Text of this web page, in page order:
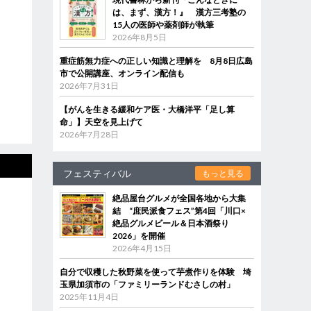
は、まず、漢方！』 漢方三考塾の
15人の医師や薬剤師が執筆
2026年8月5日
重症筋無力症への正しい知識と理解を 8月8日広島
市で公開講座、オンライン配信も
2026年7月31日
【がんを生きる緩和ケア医・大橋洋平「足し算
命」】天空を見上げて
2026年7月28日
フェスティバル もっと見る
絶品屋台グルメが全国各地から大集
結 “庶民派食フェス”第4回「川口×
絶品グルメビール＆日本酒祭り
2026」を開催
2026年4月15日
自分で収穫した秋野菜を使って芋煮作りを体験 埼
玉県加須市の「ファミリーランドむさしの村」
2025年11月4日